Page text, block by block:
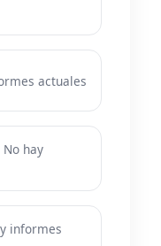
actuales
No hay
informes